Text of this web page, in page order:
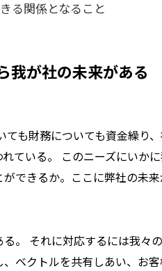
る関係となること
我が社の未来がある
も財務についても資金繰り
ている。 このニーズにいか
できるか。ここに弊社の未来
。 それに対応するには我々
ベクトルを共有しあい、お